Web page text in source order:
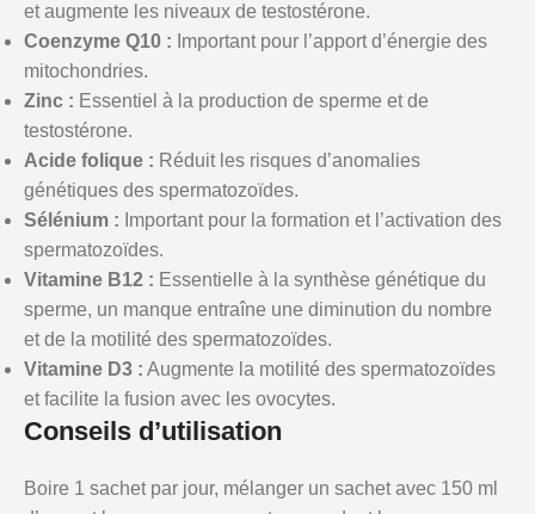
et augmente les niveaux de testostérone.
Coenzyme Q10 : Important pour l’apport d’énergie des
mitochondries.
Zinc : Essentiel à la production de sperme et de
testostérone.
Acide folique : Réduit les risques d’anomalies
génétiques des spermatozoïdes.
Sélénium : Important pour la formation et l’activation des
spermatozoïdes.
Vitamine B12 : Essentielle à la synthèse génétique du
sperme, un manque entraîne une diminution du nombre
et de la motilité des spermatozoïdes.
Vitamine D3 : Augmente la motilité des spermatozoïdes
et facilite la fusion avec les ovocytes.
Conseils d’utilisation
Boire 1 sachet par jour, mélanger un sachet avec 150 ml